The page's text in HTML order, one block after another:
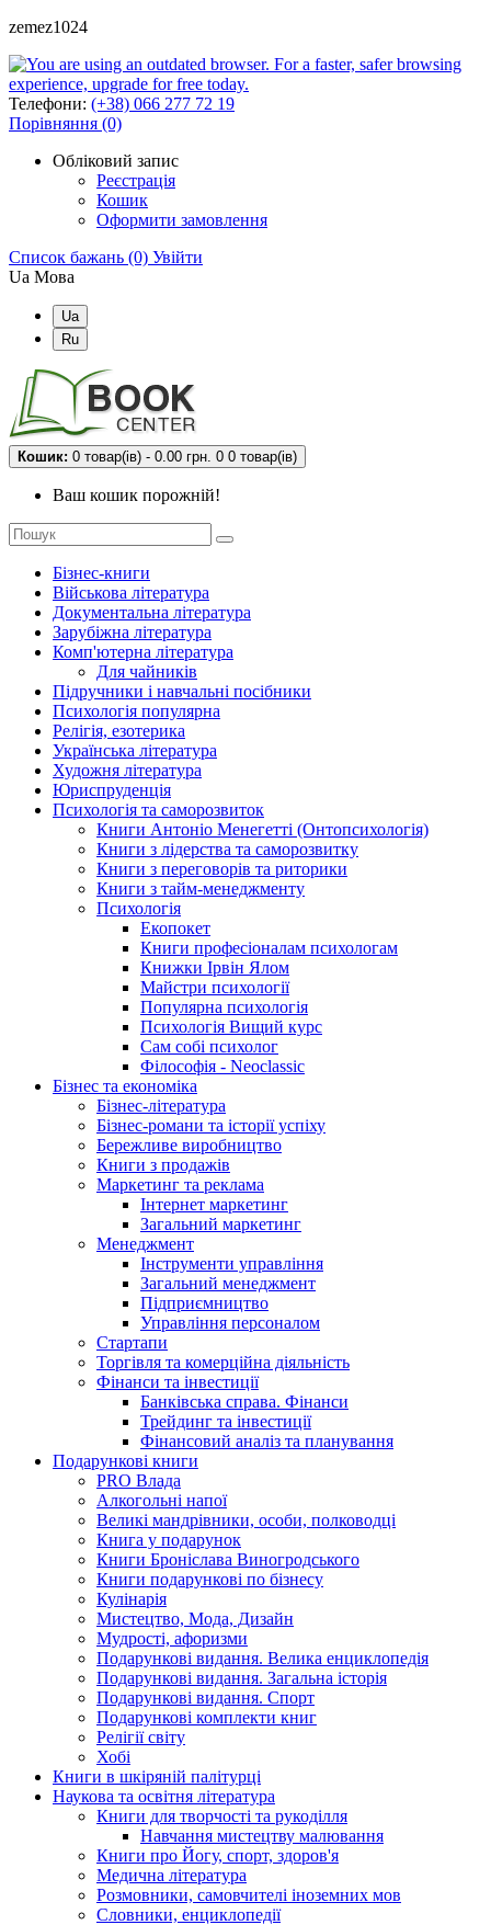
zemez1024
Телефони: (+38) 066 277 72 19
Порівняння (0)
Обліковий запис
Реєстрація
Кошик
Оформити замовлення
Список бажань (0) Увійти
Ua Мова
Ua
Ru
Кошик: 0 товар(ів) - 0.00 грн. 0 0 товар(ів)
Ваш кошик порожній!
Бізнес-книги
Військова література
Документальна література
Зарубіжна література
Комп'ютерна література
Для чайників
Підручники і навчальні посібники
Психологія популярна
Релігія, езотерика
Українська література
Художня література
Юриспруденція
Психологія та саморозвиток
Книги Антоніо Менегетті (Онтопсихологія)
Книги з лідерства та саморозвитку
Книги з переговорів та риторики
Книги з тайм-менеджменту
Психологія
Екопокет
Книги професіоналам психологам
Книжки Ірвін Ялом
Майстри психології
Популярна психологія
Психологія Вищий курс
Сам собі психолог
Філософія - Neoclassic
Бізнес та економіка
Бізнес-література
Бізнес-романи та історії успіху
Бережливе виробництво
Книги з продажів
Маркетинг та реклама
Інтернет маркетинг
Загальний маркетинг
Менеджмент
Інструменти управління
Загальний менеджмент
Підприємництво
Управління персоналом
Стартапи
Торгівля та комерційна діяльність
Фінанси та інвестиції
Банківська справа. Фінанси
Трейдинг та інвестиції
Фінансовий аналіз та планування
Подарункові книги
PRO Влада
Алкогольні напої
Великі мандрівники, особи, полководці
Книга у подарунок
Книги Броніслава Виногродського
Книги подарункові по бізнесу
Кулінарія
Мистецтво, Мода, Дизайн
Мудрості, афоризми
Подарункові видання. Велика енциклопедія
Подарункові видання. Загальна історія
Подарункові видання. Спорт
Подарункові комплекти книг
Релігії світу
Хобі
Книги в шкіряній палітурці
Наукова та освітня література
Книги для творчості та рукоділля
Навчання мистецтву малювання
Книги про Йогу, спорт, здоров'я
Медична література
Розмовники, самовчителі іноземних мов
Словники, енциклопедії